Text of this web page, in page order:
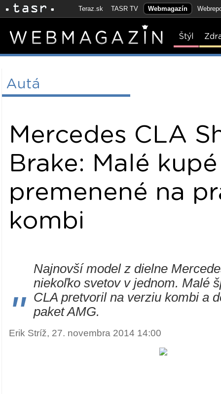
Teraz.sk TASR TV Webmagazín
Štýl
Autá
Mercedes CLA
Brake: Malé kupé
premenené na
kombi
"
Najnovší model z dielne
niekoľko svetov v jednom. Malé
CLA pretvoril na verziu kombi a
paket AMG.
Erik Stríž, 27. novembra 2014 14:00